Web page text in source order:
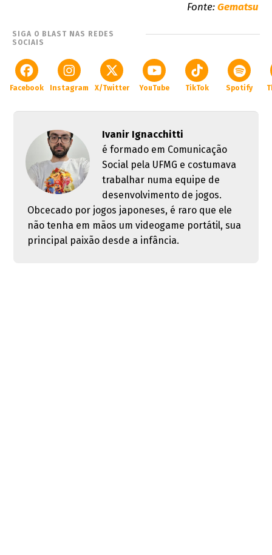
Fonte:Gematsu
SIGA O BLAST NAS REDES
SOCIAIS
Facebook Instagram X/Twitter YouTube TikTok Spotify
Ivanir Ignacchitti
é formado em Comunicação
Social pela UFMG e costumava
trabalhar numa equipe de
desenvolvimento de jogos.
Obcecado por jogos japoneses, é raro que ele
não tenha em mãos um videogame portátil, sua
principal paixão desde a infância.